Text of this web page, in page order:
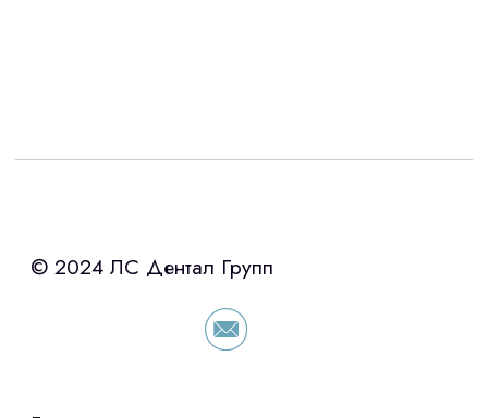
Интересует лизинг?
«Уралпромлизинг» подберем выгодные
условия по лизингу оборудования,
просто оставьте контакты чтобы мы
сориентировали по условиям